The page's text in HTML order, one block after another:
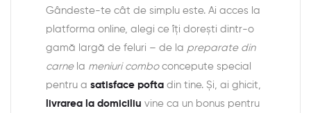
Gândeste-te cât de simplu este. Ai acces la
platforma online, alegi ce îți dorești dintr-o
gamă largă de feluri – de la preparate din
carnela meniuri comboconcepute special
pentru a satisface pofta din tine. Și, ai ghicit,
livrarea la domiciliu vine ca un bonus pentru